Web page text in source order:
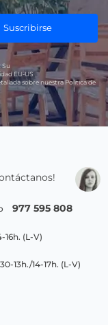
Suscribirse
Su
EU-US
sobre nuestra Política de
977 595 808
16h. (L-V)
13h./14-17h. (L-V)